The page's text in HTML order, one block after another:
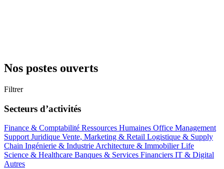
Nos postes ouverts
Filtrer
Secteurs d’activités
Finance & Comptabilité Ressources Humaines Office Management
SupportJuridique Vente, Marketing & Retail Logistique & Supply
Chain Ingénierie & IndustrieArchitecture & ImmobilierLife
Science & Healthcare Banques & Services Financiers IT & Digital
Autres